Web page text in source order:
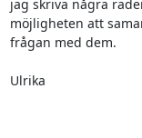
jag skriva några
möjligheten att
frågan med dem.
Ulrika